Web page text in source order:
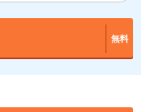
無料